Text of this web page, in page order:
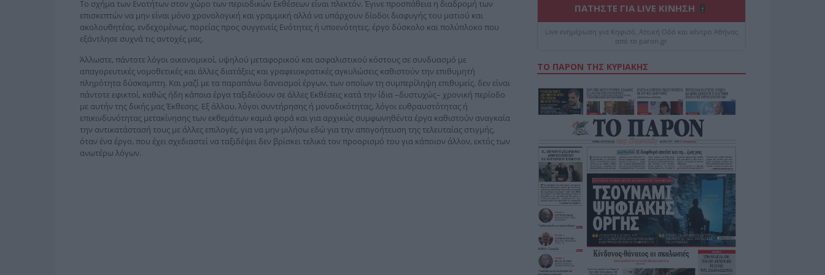
Το σχήμα των Ενοτήτων στον χώρο των περιοδικών Εκθέσεων είναι πλεκτόν. Έγινε προσπάθεια η διαδρομή των
επισκεπτών να μην είναι μόνο χρονολογική και γραμμική αλλά να υπάρχουν δίοδοι διαφυγής του ματιού και
ακολουθητέας, ενδεχομένως, πορείας προς συγγενείς Ενότητες ή υποενότητες, έργο δύσκολο και πολύπλοκο που
εξάντλησε συχνά τις αντοχές μας.
Άλλωστε, πάντοτε λόγοι οικονομικοί, υψηλού μεταφορικού και ασφαλιστικού κόστους σε συνδυασμό με
απαγορευτικές νομοθετικές και άλλες διατάξεις και γραφειοκρατικές αγκυλώσεις καθιστούν την επιθυμητή
πληρότητα δύσκαμπτη. Και μαζί με τα παραπάνω δανεισμοί έργων, των οποίων τη συμπερίληψη επιθυμείς, δεν είναι
πάντοτε εφικτοί, καθώς ήδη κάποια έργα ταξιδεύουν σε άλλες Εκθέσεις κατά την ίδια –δυστυχώς– χρονική περίοδο
με αυτήν της δικής μας Έκθεσης. Εξ άλλου, λόγοι συντήρησης ή μοναδικότητας, λόγοι ευθραυστότητας ή
επικινδυνότητας μετακίνησης των εκθεμάτων καμιά φορά και για αρχικώς συμφωνηθέντα έργα καθιστούν αναγκαία
την αντικατάστασή τους με άλλες επιλογές, για να μην μιλήσω εδώ για την απογοήτευση της τελευταίας στιγμής,
όταν ένα έργο, που έχει σχεδιαστεί να ταξιδέψει δεν βρίσκει τελικά τον προορισμό του για κάποιον άλλον, εκτός των
ανωτέρω λόγων.
ΠΑΤΗΣΤΕ ΓΙΑ LIVE ΚΙΝΗΣΗ
Live ενημέρωση για Κηφισό, Αττική Οδό και κέντρο Αθήνας
από το paron.gr
ΤΟ ΠΑΡΟΝ ΤΗΣ ΚΥΡΙΑΚΗΣ